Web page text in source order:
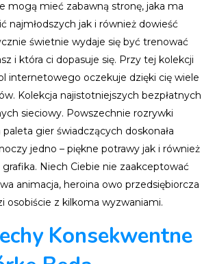
mogą mieć zabawną stronę, jaka ma
najmłodszych jak i również dowieść
świetnie wydaje się być trenować
i która ci dopasuje się. Przy tej kolekcji
internetowego oczekuje dzięki cię wiele
Kolekcja najistotniejszych bezpłatnych
sieciowy. Powszechnie rozrywki
paleta gier świadczących doskonała
jedno – piękne potrawy jak i również
Niech Ciebie nie zaakceptować
animacja, heroina owo przedsiębiorcza
osobiście z kilkoma wyzwaniami.
Konsekwentne